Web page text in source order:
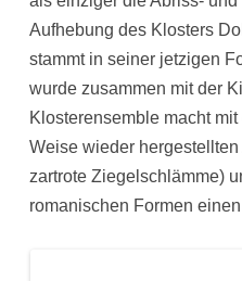
Aufhebung des Klosters
stammt in seiner jetzigen
wurde zusammen mit der
Klosterensemble macht
Weise wieder
zartrote Ziegelschlämme)
romanischen Formen